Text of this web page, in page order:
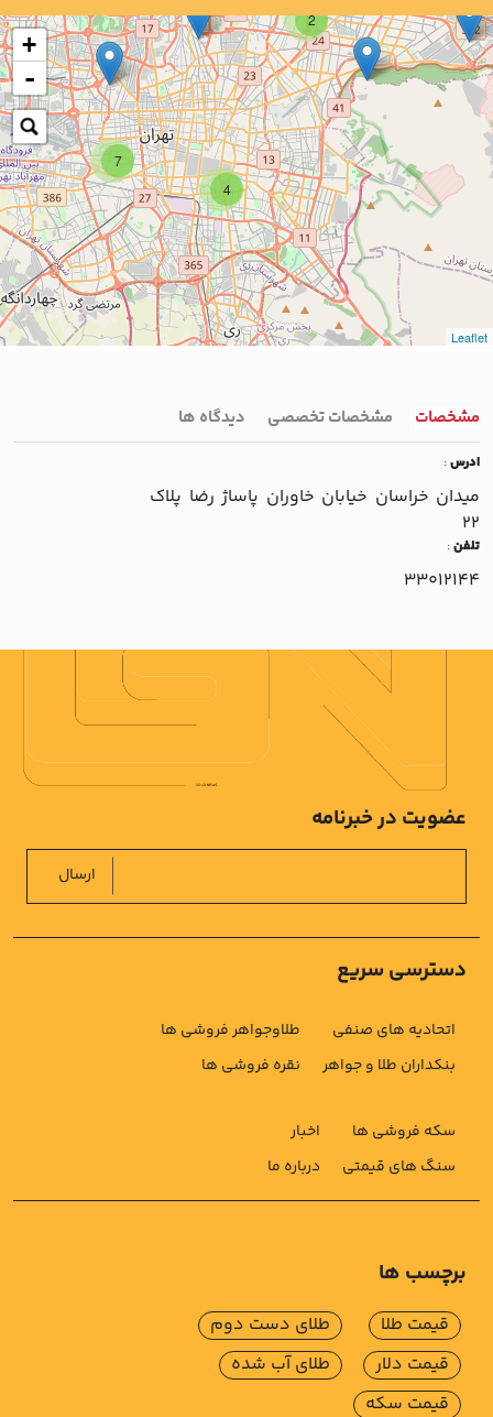
7
2
4
+
-
Leaflet
مشخصات مشخصات تخصصی دیدگاه ها
ادرس:
ميدان خراسان خيابان خاوران پاساژ رضا پلاک
22
تلفن:
33012144
دسترسی سریع
اتحادیه های صنفی
بنکداران طلا و جواهر
طلاوجواهر فروشی ها
نقره فروشی ها
سکه فروشی ها
سنگ های قیمتی
اخبار
درباره ما
عضویت در خبرنامه
ارسال
برچسب ها
قیمت طلا
قیمت دلار
قیمت سکه
طلای دست دوم
طلای آب شده